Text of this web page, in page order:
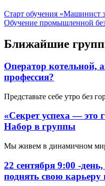
Старт обучения «Машинист
Обучение промышленной
Ближайшие
Оператор котельной,
профессия?
Представьте себе утро без
«Секрет успеха — это
Набор в группы
Мы живем в динамичном
22 сентября 9:00 -
поднять свою